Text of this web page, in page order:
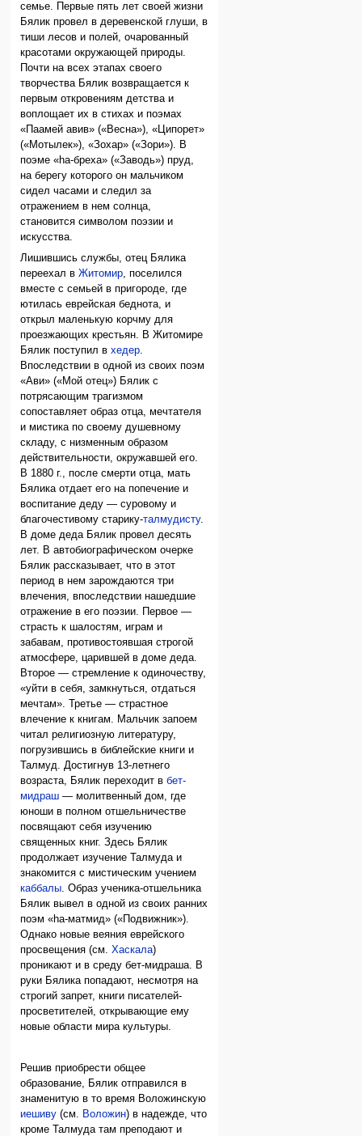
семье. Первые пять лет своей жизни
Бялик провел в деревенской глуши, в
тиши лесов и полей, очарованный
красотами окружающей природы.
Почти на всех этапах своего
творчества Бялик возвращается к
первым откровениям детства и
воплощает их в стихах и поэмах
«Паамей авив» («Весна»), «Ципорет»
(«Мотылек»), «Зохар» («Зори»). В
поэме «hа-бреха» («Заводь») пруд,
на берегу которого он мальчиком
сидел часами и следил за
отражением в нем солнца,
становится символом поэзии и
искусства.
Лишившись службы, отец Бялика
переехал вЖитомир, поселился
вместе с семьей в пригороде, где
ютилась еврейская беднота, и
открыл маленькую корчму для
проезжающих крестьян. В Житомире
Бялик поступил вхедер.
Впоследствии в одной из своих поэм
«Ави» («Мой отец») Бялик с
потрясающим трагизмом
сопоставляет образ отца, мечтателя
и мистика по своему душевному
складу, с низменным образом
действительности, окружавшей его.
В 1880 г., после смерти отца, мать
Бялика отдает его на попечение и
воспитание деду — суровому и
благочестивому старику-талмудисту.
В доме деда Бялик провел десять
лет. В автобиографическом очерке
Бялик рассказывает, что в этот
период в нем зарождаются три
влечения, впоследствии нашедшие
отражение в его поэзии. Первое —
страсть к шалостям, играм и
забавам, противостоявшая строгой
атмосфере, царившей в доме деда.
Второе — стремление к одиночеству,
«уйти в себя, замкнуться, отдаться
мечтам». Третье — страстное
влечение к книгам. Мальчик запоем
читал религиозную литературу,
погрузившись в библейские книги и
Талмуд. Достигнув 13-летнего
возраста, Бялик переходит вбет-
мидраш — молитвенный дом, где
юноши в полном отшельничестве
посвящают себя изучению
священных книг. Здесь Бялик
продолжает изучение Талмуда и
знакомится с мистическим учением
каббалы. Образ ученика-отшельника
Бялик вывел в одной из своих ранних
поэм «hа-матмид» («Подвижник»).
Однако новые веяния еврейского
просвещения (см.Хаскала)
проникают и в среду бет-мидраша. В
руки Бялика попадают, несмотря на
строгий запрет, книги писателей-
просветителей, открывающие ему
новые области мира культуры.
Решив приобрести общее
образование, Бялик отправился в
знаменитую в то время Воложинскую
иешиву (см. Воложин) в надежде, что
кроме Талмуда там преподают и